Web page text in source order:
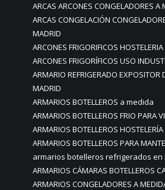
ARCAS ARCONES CONGELADORES A
ARCAS CONGELACIÓN
MADRID
ARCONES FRIGORIFICOS HOSTELERIA
ARCONES FRIGORÍFICOS USO
ARMARIO REFRIGERADO EXPOSITOR
MADRID
ARMARIOS BOTELLEROS a medida
ARMARIOS BOTELLEROS FRIO PARA
ARMARIOS BOTELLEROS
ARMARIOS BOTELLEROS PARA
armarios botelleros refrigerados en
ARMARIOS CÁMARAS BOTELLEROS
ARMARIOS CONGELADORES A